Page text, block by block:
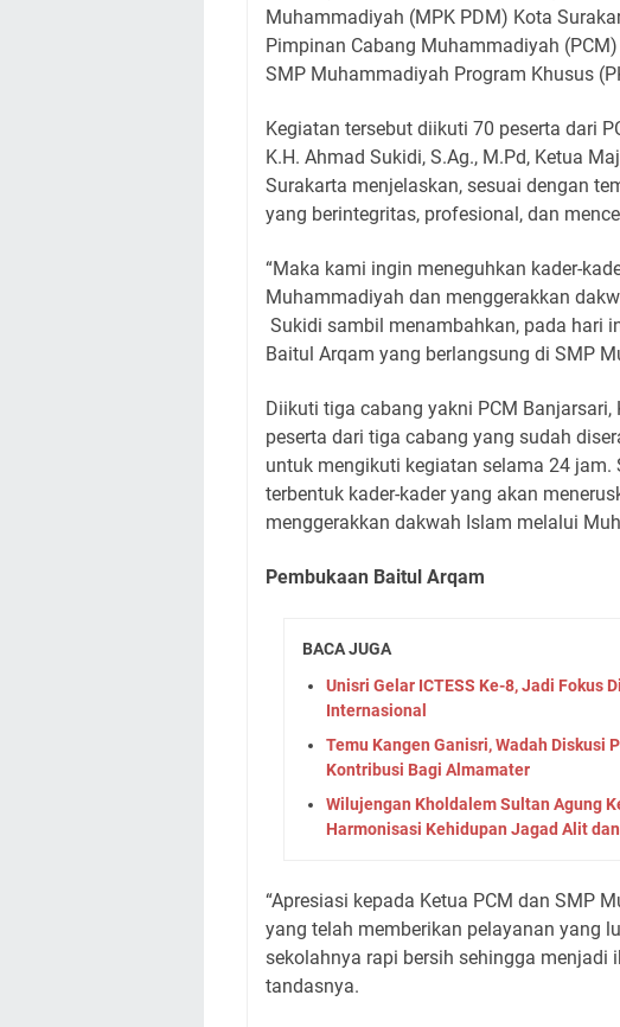
Muhammadiyah (MPK PDM) Kota
Pimpinan Cabang Muhammadiyah
SMP Muhammadiyah Program Khusus
Kegiatan tersebut diikuti 70 peserta dari
K.H. Ahmad Sukidi, S.Ag., M.Pd, Ketua
Surakarta menjelaskan, sesuai dengan
yang berintegritas, profesional, dan
“Maka kami ingin meneguhkan kader-
Muhammadiyah dan menggerakkan
Sukidi sambil menambahkan, pada hari
Baitul Arqam yang berlangsung di SMP
Diikuti tiga cabang yakni PCM
peserta dari tiga cabang yang sudah
untuk mengikuti kegiatan selama 24
terbentuk kader-kader yang akan
menggerakkan dakwah Islam melalui
Pembukaan Baitul Arqam
BACA JUGA
Unisri Gelar ICTESS Ke-8, Jadi Fokus
Internasional
Temu Kangen Ganisri, Wadah Diskusi
Kontribusi Bagi Almamater
Wilujengan Kholdalem Sultan Agung
Harmonisasi Kehidupan Jagad Alit
“Apresiasi kepada Ketua PCM dan SMP
yang telah memberikan pelayanan yang
sekolahnya rapi bersih sehingga menjadi
tandasnya.